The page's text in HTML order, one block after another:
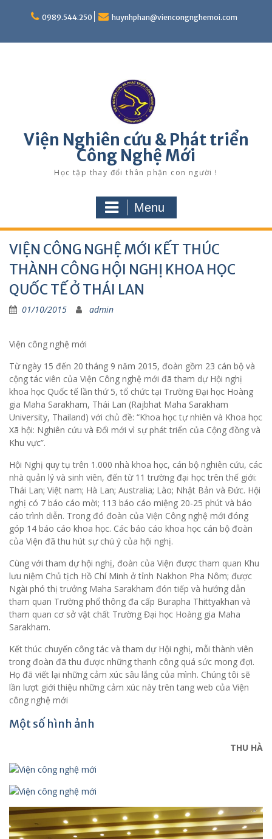
0989.544.250 huynhphan@viencongnghemoi.com
Viện Nghiên cứu & Phát triển
Công Nghệ Mới
Học tập thay đổi thân phận con người !
Menu
VIỆN CÔNG NGHỆ MỚI KẾT THÚC
THÀNH CÔNG HỘI NGHỊ KHOA HỌC
QUỐC TẾ Ở THÁI LAN
01/10/2015 admin
Viện công nghệ mới
Từ ngày 15 đến 20 tháng 9 năm 2015, đoàn gồm 23 cán bộ và
cộng tác viên của Viện Công nghệ mới đã tham dự Hội nghị
khoa học Quốc tế lần thứ 5, tổ chức tại Trường Đại học Hoàng
gia Maha Sarakham, Thái Lan (Rajbhat Maha Sarakham
University, Thailand) với chủ đề: “Khoa học tự nhiên và Khoa học
Xã hội: Nghiên cứu và Đổi mới vì sự phát triển của Cộng đồng và
Khu vực”.
Hội Nghị quy tụ trên 1.000 nhà khoa học, cán bộ nghiên cứu, các
nhà quản lý và sinh viên, đến từ 11 trường đại học trên thế giới:
Thái Lan; Việt nam; Hà Lan; Australia; Lào; Nhật Bản và Đức. Hội
nghị có 7 báo cáo mời; 113 báo cáo miệng 20-25 phút và báo
cáo trình diễn. Trong đó đoàn của Viện Công nghệ mới đóng
góp 14 báo cáo khoa học. Các báo cáo khoa học cán bộ đoàn
của Viện đã thu hút sự chú ý của hội nghị.
Cùng với tham dự hội nghị, đoàn của Viện được tham quan Khu
lưu niệm Chủ tịch Hồ Chí Minh ở tỉnh Nakhon Pha Nôm; được
Ngài phó thị trưởng Maha Sarakham đón tiếp và hướng dẫn
tham quan Trường phổ thông đa cấp Burapha Thittyakhan và
tham quan cơ sở vật chất Trường Đại học Hoàng gia Maha
Sarakham.
Kết thúc chuyến công tác và tham dự Hội nghị, mỗi thành viên
trong đoàn đã thu được những thanh công quá sức mong đợi.
Họ đã viết lại những cảm xúc sâu lắng của mình. Chúng tôi sẽ
lần lượt giới thiệu những cảm xúc này trên tang web của Viện
công nghệ mới
Một số hình ảnh
THU HÀ